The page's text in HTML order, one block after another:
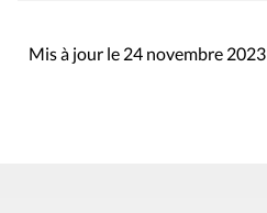
Mis à jour le 24 novembre 2023